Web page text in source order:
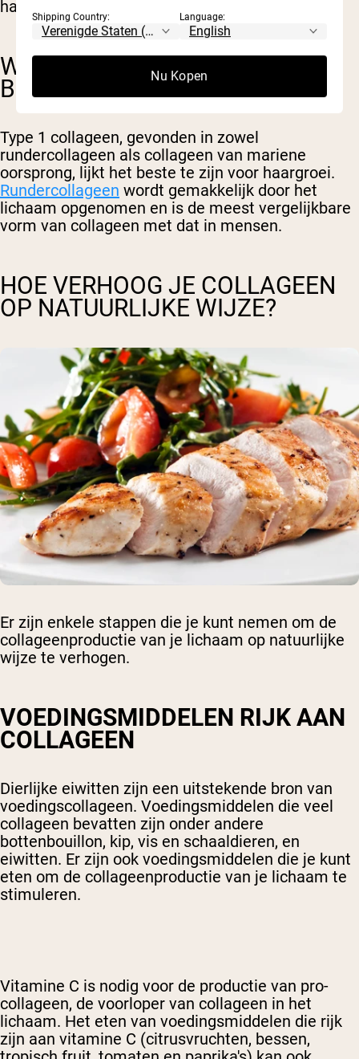
haarverlies voorkomen.
WELK TYPE COLLAGEEN IS HET
BESTE VOOR HAAR?
Type 1 collageen, gevonden in zowel
rundercollageen als collageen van mariene
oorsprong, lijkt het beste te zijn voor haargroei.
Rundercollageen wordt gemakkelijk door het
lichaam opgenomen en is de meest vergelijkbare
vorm van collageen met dat in mensen.
HOE VERHOOG JE COLLAGEEN
OP NATUURLIJKE WIJZE?
Er zijn enkele stappen die je kunt nemen om de
collageenproductie van je lichaam op natuurlijke
wijze te verhogen.
VOEDINGSMIDDELEN RIJK AAN
COLLAGEEN
Dierlijke eiwitten zijn een uitstekende bron van
voedingscollageen. Voedingsmiddelen die veel
collageen bevatten zijn onder andere
bottenbouillon, kip, vis en schaaldieren, en
eiwitten. Er zijn ook voedingsmiddelen die je kunt
eten om de collageenproductie van je lichaam te
stimuleren.
Vitamine C is nodig voor de productie van pro-
collageen, de voorloper van collageen in het
lichaam. Het eten van voedingsmiddelen die rijk
zijn aan vitamine C (citrusvruchten, bessen,
Shipping Country: Language:
Nu Kopen